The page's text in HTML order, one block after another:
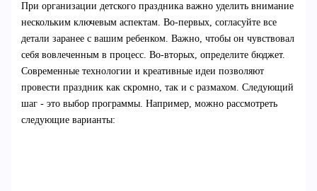
При организации детского праздника важно уделить внимание
нескольким ключевым аспектам. Во-первых, согласуйте все
детали заранее с вашим ребенком. Важно, чтобы он чувствовал
себя вовлеченным в процесс. Во-вторых, определите бюджет.
Современные технологии и креативные идеи позволяют
провести праздник как скромно, так и с размахом. Следующий
шаг - это выбор программы. Например, можно рассмотреть
следующие варианты: